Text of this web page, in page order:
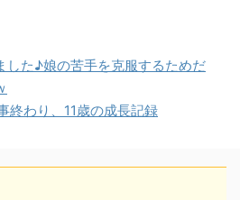
した♪娘の苦手を克服するためだ
終わり、11歳の成長記録